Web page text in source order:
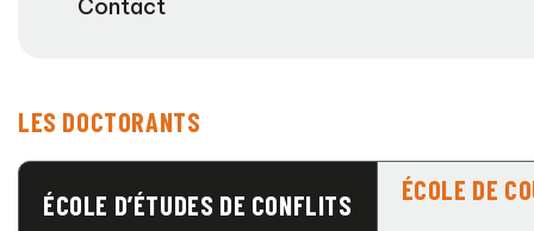
Contact
LES DOCTORANTS
ÉCOLE D’ÉTUDES DE CONFLITS ÉCOLE DE